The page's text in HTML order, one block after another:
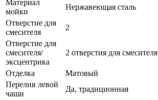
Материал
мойки
Нержавеющая сталь
Отверстие для
смесителя
2
Отверстие для
смесителя/
эксцентрика
2 отверстия для смесителя
Отделка
Матовый
Перелив левой
чаши
Да, традиционная